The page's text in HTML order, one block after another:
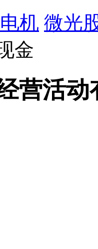
电机 微光
金
营活动